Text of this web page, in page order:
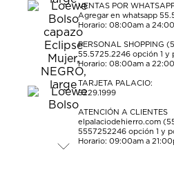
VENTAS POR
Agregar en whatsapp
Horario: 08:00am a
PERSONAL SHOPPING
55.5725.2246 opción 1 y
Horario: 08:00am a
TARJETA PALACIO:
5229.1999
ATENCIÓN A CLIENTES
elpalaciodehierro.com
5557252246 opción 1 y
Horario: 09:00am a